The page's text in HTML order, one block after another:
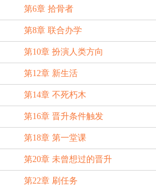
第6章 拾骨者
第8章 联合办学
第10章 扮演人类方向
第12章 新生活
第14章 不死朽木
第16章 晋升条件触发
第18章 第一堂课
第20章 未曾想过的晋升
第22章 刷任务